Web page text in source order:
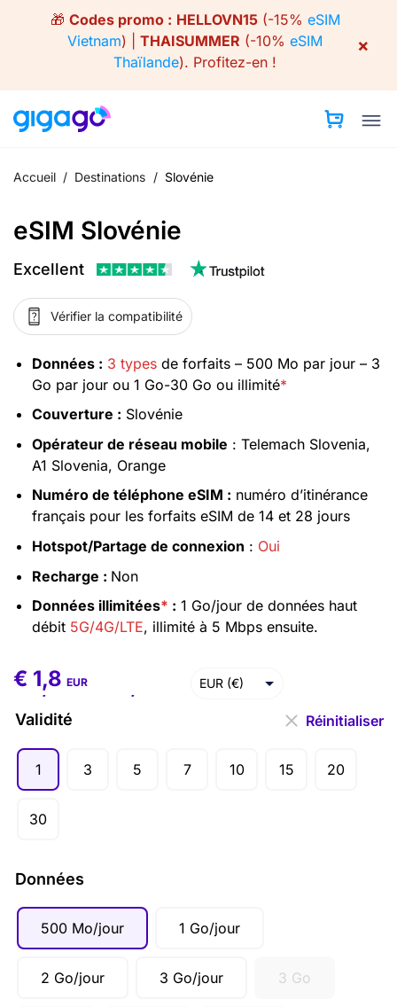
🎁 Codes promo : HELLOVN15(-15% eSIM
Vietnam) | THAISUMMER (-10% eSIM
Thaïlande). Profitez-en !
×
Accueil / Destinations / Slovénie
eSIM Slovénie
Excellent
Vérifier la compatibilité
Données : 3 typesde forfaits – 500 Mo par jour – 3
Go par jour ou 1 Go-30 Go ou illimité*
Couverture : Slovénie
Opérateur de réseau mobile : Telemach Slovenia,
A1 Slovenia, Orange
Numéro de téléphone eSIM : numéro d’itinérance
français pour les forfaits eSIM de 14 et 28 jours
Hotspot/Partage de connexion : Oui
Recharge : Non
Données illimitées* : 1 Go/jour de données haut
débit 5G/4G/LTE, illimité à 5 Mbps ensuite.
€ 1,8 –€ EUR (€)
Validité
1 3 5 7 10 15 20
30
Données
500 Mo/jour 1 Go/jour
2 Go/jour 3 Go/jour 3 Go
Réinitialiser
€ 1,8 EUR